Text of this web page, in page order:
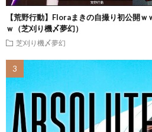
【荒野行動】Floraまきの自撮り初公開
ｗ（芝刈り機〆夢幻）
芝刈り機〆夢幻